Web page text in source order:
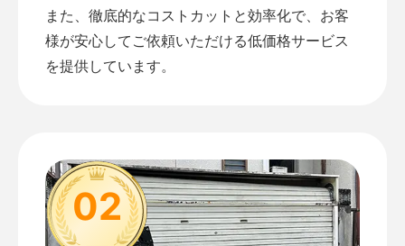
また、徹底的なコストカットと効率化で、お客
様が安心してご依頼いただける低価格サービス
を提供しています。
02